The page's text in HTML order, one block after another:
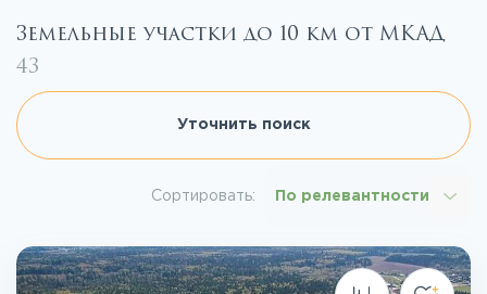
Земельные участки до 10 км от МКАД
43
Уточнить поиск
Сортировать: По релевантности